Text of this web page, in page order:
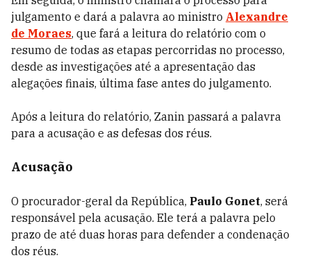
julgamento e dará a palavra ao ministro Alexandre
de Moraes, que fará a leitura do relatório com o
resumo de todas as etapas percorridas no processo,
desde as investigações até a apresentação das
alegações finais, última fase antes do julgamento.
Após a leitura do relatório, Zanin passará a palavra
para a acusação e as defesas dos réus.
Acusação
O procurador-geral da República, Paulo Gonet, será
responsável pela acusação. Ele terá a palavra pelo
prazo de até duas horas para defender a condenação
dos réus.